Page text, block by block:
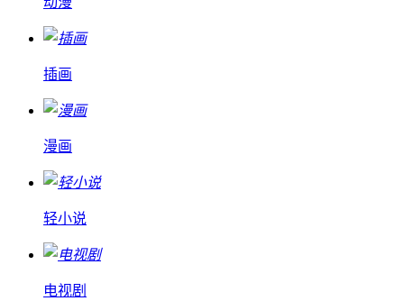
插画
漫画
轻小说
电视剧